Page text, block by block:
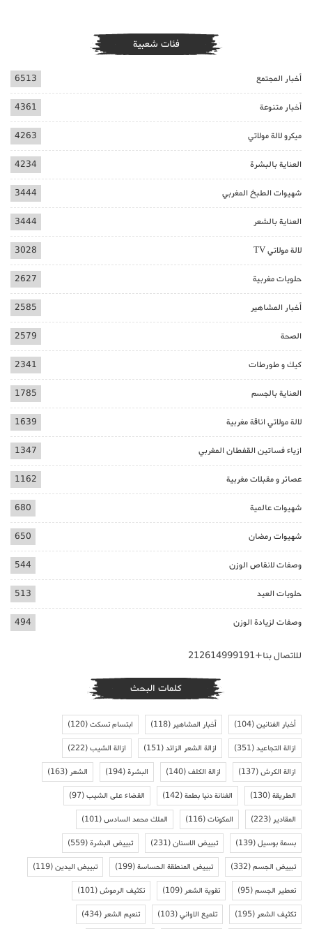
فئات شعبية
أخبار المجتمع 6513
أخبار متنوعة 4361
ميكرو لالة مولاتي 4263
العناية بالبشرة 4234
شهيوات الطبخ المغربي 3444
العناية بالشعر 3444
لالة مولاتي TV 3028
حلويات مغربية 2627
أخبار المشاهير 2585
الصحة 2579
كيك و طورطات 2341
العناية بالجسم 1785
لالة مولاتي اناقة مغربية 1639
ازياء فساتين القفطان المغربي 1347
عصائر و مقبلات مغربية 1162
شهيوات عالمية 680
شهيوات رمضان 650
وصفات لانقاص الوزن 544
حلويات العيد 513
وصفات لزيادة الوزن 494
للاتصال بنا+212614999191
كلمات البحث
أخبار الفنانين(104) أخبار المشاهير (118) ابتسام تسكت(120)
ازالة التجاعيد(351) ازالة الشعر الزائد(151) ازالة الشيب(222)
ازالة الكرش(137) ازالة الكلف(140) البشرة(194) الشعر (163)
الطريقة(130) الفنانة دنيا بطمة(142) القضاء على الشيب(97)
المقادير (223) المكونات(116) الملك محمد السادس(101)
بسمة بوسيل(139) تبييض الاسنان(231) تبييض البشرة(559)
تبييض الجسم(332) تبييض المنطقة الحساسة(199) تبييض اليدين(119)
تعطير الجسم(95) تقوية الشعر (109) تكثيف الرموش(101)
تكثيف الشعر (195) تلميع الاواني(103) تنعيم الشعر (434)